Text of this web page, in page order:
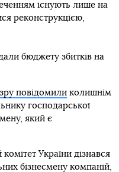
існують лише на
реконструкцією,
бюджету збитків на
повідомиликолишнім
господарської
який є
України дізнався
бізнесмену компаній,